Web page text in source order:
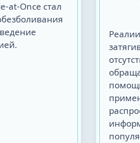
at-Once стал